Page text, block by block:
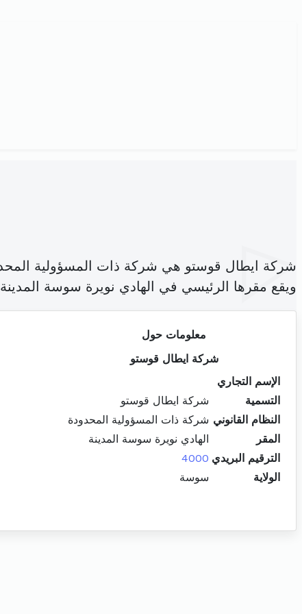
شركة ايطال قوستو هي شركة ذات المسؤولية
ويقع مقرها الرئيسي في الهادي نويرة سوسة
معلومات حول
شركة ايطال قوستو
الإسم التجاري
التسمية
شركة ايطال قوستو
النظام القانوني شركة ذات المسؤولية المحدودة
المقر
الهادي نويرة سوسة المدينة
الترقيم البريدي 4000
الولاية
سوسة